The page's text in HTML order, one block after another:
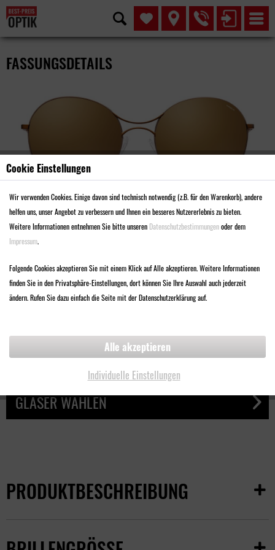
FASSUNGSDETAILS
MODELL SMA3011
68,00 €
Qualitäts-Sonnenschutzglas
GLÄSER WÄHLEN
PRODUKTBESCHREIBUNG
Cookie Einstellungen
Wir verwenden Cookies. Einige davon sind technisch notwendig (z.B. für den Warenkorb), andere
helfen uns, unser Angebot zu verbessern und Ihnen ein besseres Nutzererlebnis zu bieten.
Weitere Informationen entnehmen Sie bitte unseren Datenschutzbestimmungenoder dem
Impressum.
Folgende Cookies akzeptieren Sie mit einem Klick auf Alle akzeptieren. Weitere Informationen
finden Sie in den Privatsphäre-Einstellungen, dort können Sie Ihre Auswahl auch jederzeit
ändern. Rufen Sie dazu einfach die Seite mit der Datenschutzerklärung auf.
Individuelle Einstellungen
Alle akzeptieren